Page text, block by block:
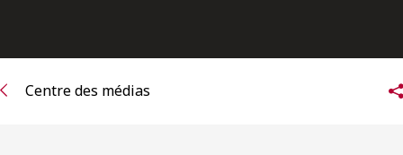
S’abonner
Centre des médias